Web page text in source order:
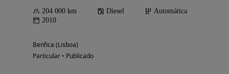
204 000 km Diesel
Automática
2010
Benfica (Lisboa)
Particular • Publicado